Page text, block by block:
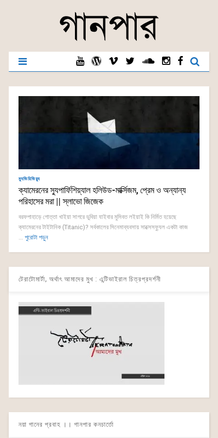
ম্যুভিরিভিয়্যু
ক্যামেরনের স্যুপার্ফিশিয়্যাল হলিউড-মার্ক্সিজম, প্রেম ও অন্যান্য
পরিহাসের মরা || স্লাভো জিজেক
বরফপাহাড়ে গোত্তা খাইয়া সাগরে ডুবিয়া যাইবার মুসিবত লইয়াই কি নির্মিত হয়েছে
ক্যামেরনের টাইটানিক (Titanic)? সর্বকালের সিনেমাব্যবসায় সাক্সেসফ্যুল একটা কাজ
... পুরোটা পড়ুন
টেরাটোমার্টা, অর্থাৎ আমাদের মুখ : এন্টিভাইরাল চিত্রপ্রদর্শনী
নয়া গানের প্রবাহ ।। গানপার কনচার্তো